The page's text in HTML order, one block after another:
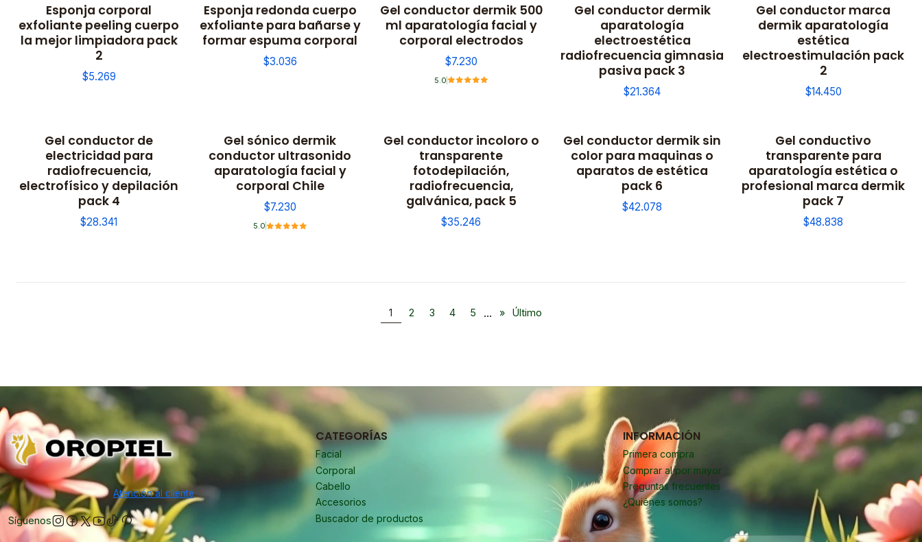
Esponja corporal
exfoliante peeling cuerpo
la mejor limpiadora pack
2
$5.269
Esponja redonda cuerpo
exfoliante para bañarse y
formar espuma corporal
$3.036
Gel conductor dermik 500
ml aparatología facial y
corporal electrodos
$7.230
5.0
Gel conductor dermik
aparatología
electroestética
radiofrecuencia gimnasia
pasiva pack 3
$21.364
Gel conductor marca
dermik aparatología
estética
electroestimulación pack
2
$14.450
Gel conductor de
electricidad para
radiofrecuencia,
electrofísico y depilación
pack 4
$28.341
Gel sónico dermik
conductor ultrasonido
aparatología facial y
corporal Chile
$7.230
5.0
Gel conductor incoloro o
transparente
fotodepilación,
radiofrecuencia,
galvánica, pack 5
$35.246
Gel conductor dermik sin
color para maquinas o
aparatos de estética
pack 6
$42.078
Gel conductivo
transparente para
aparatología estética o
profesional marca dermik
pack 7
$48.838
1 2 3 4 5 ... » Último
Atención al cliente
Síguenos
CATEGORÍAS
Facial
Corporal
Cabello
Accesorios
Buscador de productos
INFORMACIÓN
Primera compra
Comprar al por mayor
Preguntas frecuentes
¿Quiénes somos?